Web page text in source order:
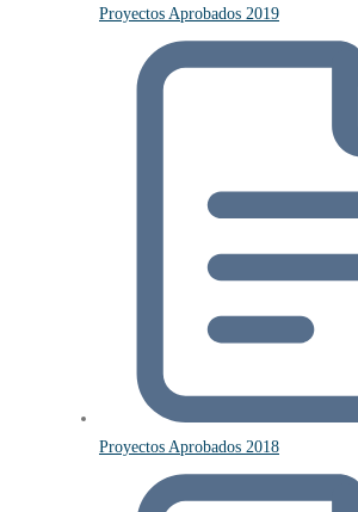
Proyectos Aprobados 2019
Proyectos Aprobados 2018